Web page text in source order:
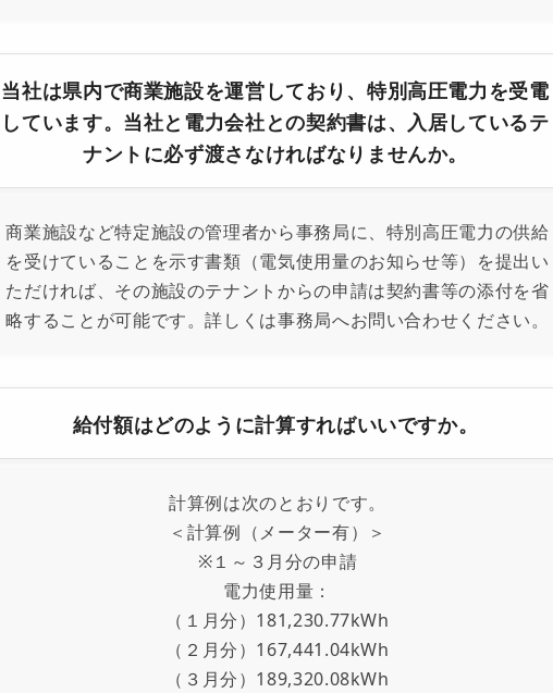
当社は県内で商業施設を運営しており、特別高圧電力を受電
しています。当社と電力会社との契約書は、入居しているテ
ナントに必ず渡さなければなりませんか。
商業施設など特定施設の管理者から事務局に、特別高圧電力の供給
を受けていることを示す書類（電気使用量のお知らせ等）を提出い
ただければ、その施設のテナントからの申請は契約書等の添付を省
略することが可能です。詳しくは事務局へお問い合わせください。
給付額はどのように計算すればいいですか。
計算例は次のとおりです。
＜計算例（メーター有）＞
※１～３月分の申請
電力使用量：
（１月分）181,230.77kWh
（２月分）167,441.04kWh
（３月分）189,320.08kWh